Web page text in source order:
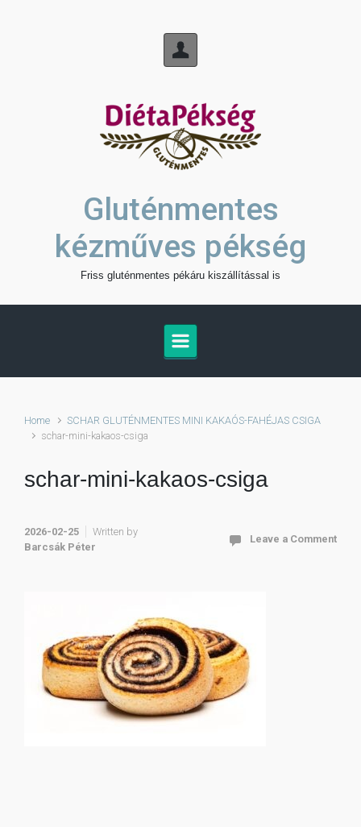
Gluténmentes
kézműves pékség
Friss gluténmentes pékáru kiszállítással is
Home
SCHAR GLUTÉNMENTES MINI KAKAÓS-FAHÉJAS CSIGA
schar-mini-kakaos-csiga
schar-mini-kakaos-csiga
2026-02-25
Written by
Barcsák Péter
Leave a Comment